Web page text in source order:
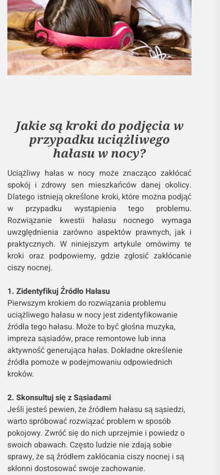
Jakie są kroki do podjęcia w
przypadku uciążliwego
hałasu w nocy?
Uciążliwy hałas w nocy może znacząco zakłócać
spokój i zdrowy sen mieszkańców danej okolicy.
Dlatego istnieją określone kroki, które można podjąć
w przypadku wystąpienia tego problemu.
Rozwiązanie kwestii hałasu nocnego wymaga
uwzględnienia zarówno aspektów prawnych, jak i
praktycznych. W niniejszym artykule omówimy te
kroki oraz podpowiemy, gdzie zgłosić zakłócanie
ciszy nocnej.
1. Zidentyfikuj Źródło Hałasu
Pierwszym krokiem do rozwiązania problemu
uciążliwego hałasu w nocy jest zidentyfikowanie
źródła tego hałasu. Może to być głośna muzyka,
impreza sąsiadów, prace remontowe lub inna
aktywność generująca hałas. Dokładne określenie
źródła pomoże w podejmowaniu odpowiednich
kroków.
2. Skonsultuj się z Sąsiadami
Jeśli jesteś pewien, że źródłem hałasu są sąsiedzi,
warto spróbować rozwiązać problem w sposób
pokojowy. Zwróć się do nich uprzejmie i powiedz o
swoich obawach. Często ludzie nie zdają sobie
sprawy, że są źródłem zakłócania ciszy nocnej i są
skłonni dostosować swoje zachowanie.